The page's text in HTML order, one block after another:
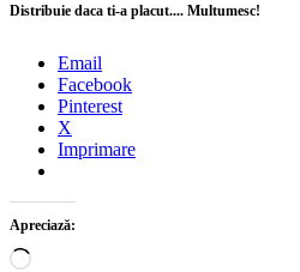
Distribuie daca ti-a placut.... Multumesc!
Email
Facebook
Pinterest
X
Imprimare
Apreciază:
Încarc...